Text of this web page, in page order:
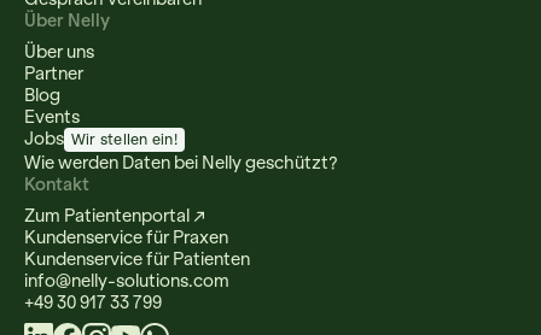
Über Nelly
Über uns
Partner
Blog
Events
Jobs Wir stellen ein!
Wie werden Daten bei Nelly geschützt?
Kontakt
Zum Patientenportal ↗
Kundenservice für Praxen
Kundenservice für Patienten
info@nelly-solutions.com
+49 30 917 33 799